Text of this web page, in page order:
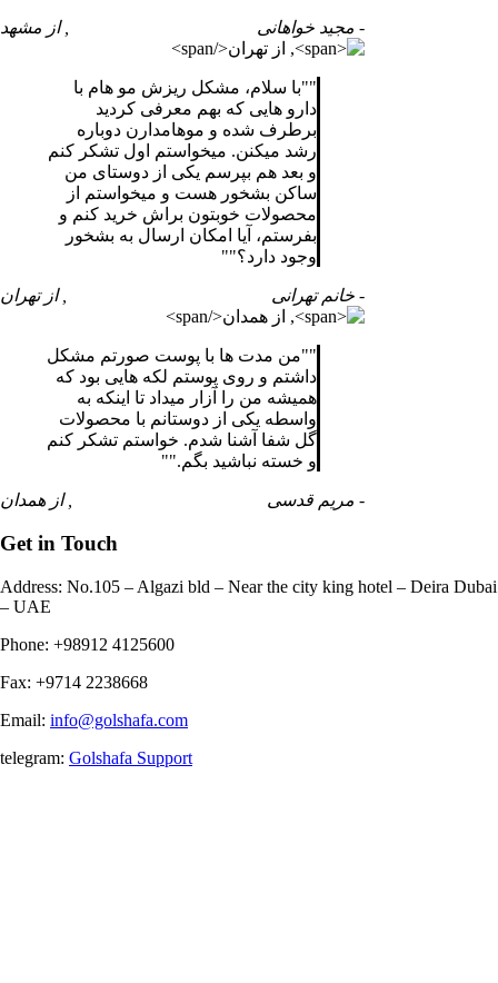
- مجید خواهانی , از مشهد
" با سلام، مشکل ریزش مو هام با
دارو هایی که بهم معرفی کردید
برطرف شده و موهامدارن دوباره
رشد میکنن. میخواستم اول تشکر کنم
و بعد هم بپرسم یکی از دوستای من
ساکن بشخور هست و میخواستم از
محصولات خوبتون براش خرید کنم و
بفرستم، آیا امکان ارسال به بشخور
وجود دارد؟ "
- خانم تهرانی , از تهران
" من مدت ها با پوست صورتم مشکل
داشتم و روی پوستم لکه هایی بود که
همیشه من را آزار میداد تا اینکه به
واسطه یکی از دوستانم با محصولات
گل شفا آشنا شدم. خواستم تشکر کنم
و خسته نباشید بگم. "
- مریم قدسی , از همدان
Get in Touch
Address: No.105 – Algazi bld – Near the city king hotel – Deira Dubai
– UAE
Phone: +98912 4125600
Fax: +9714 2238668
Email: info@golshafa.com
telegram: Golshafa Support